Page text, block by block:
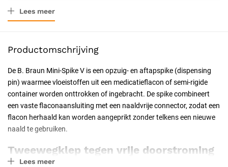
Geschiktheid
Soort Medische wegwerpproducten
Lees meer
Productomschrijving
De B. Braun Mini-Spike V is een opzuig- en aftapspike (dispensing
pin) waarmee vloeistoffen uit een medicatieflacon of semi-rigide
container worden onttrokken of ingebracht. De spike combineert
een vaste flaconaansluiting met een naaldvrije connector, zodat een
flacon herhaald kan worden aangeprikt zonder telkens een nieuwe
naald te gebruiken.
Tweewegklep tegen vrije doorstroming
De geïntegreerde tweewegklep sluit de vloeistofweg af zodra er
Lees meer